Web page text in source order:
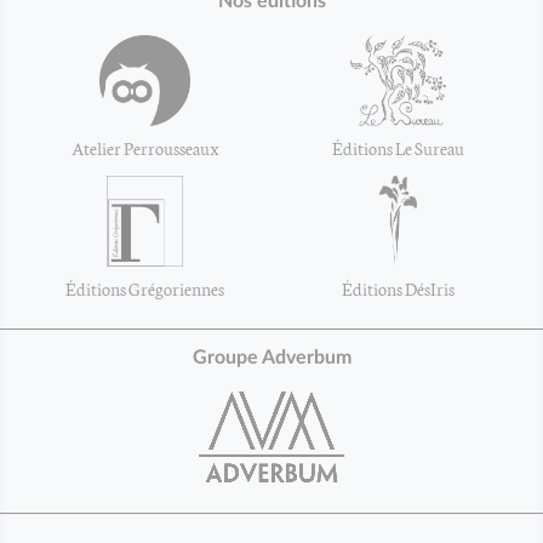
Atelier Perrousseaux Éditions Le Sureau
Éditions Grégoriennes Éditions DésIris
Groupe Adverbum